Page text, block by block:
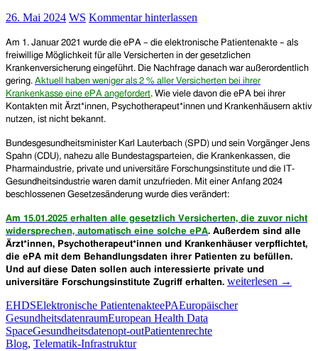
mit
26. Mai 2024 WS Kommentar hinterlassen
Am 1. Januar 2021 wurde die ePA – die elektronische Patientenakte – als
freiwillige Möglichkeit für alle Versicherten in der gesetzlichen
Krankenversicherung eingeführt. Die Nachfrage danach war außerordentlich
gering. Aktuell haben weniger als 2 % aller Versicherten bei ihrer
Krankenkasse eine ePA angefordert. Wie viele davon die ePA bei ihrer
Kontakten mit Ärzt*innen, Psychotherapeut*innen und Krankenhäusern aktiv
nutzen, ist nicht bekannt.
Bundesgesundheitsminister Karl Lauterbach (SPD) und sein Vorgänger Jens
Spahn (CDU), nahezu alle Bundestagsparteien, die Krankenkassen, die
Pharmaindustrie, private und universitäre Forschungsinstitute und die IT-
Gesundheitsindustrie waren damit unzufrieden. Mit einer Anfang 2024
beschlossenen Gesetzesänderung wurde dies verändert:
Am 15.01.2025 erhalten alle gesetzlich Versicherten, die zuvor nicht
widersprechen, automatisch eine solche ePA. Außerdem sind alle
Ärzt*innen, Psychotherapeut*innen und Krankenhäuser verpflichtet,
die ePA mit dem Behandlungsdaten ihrer Patienten zu befüllen.
Und auf diese Daten sollen auch interessierte private und
universitäre Forschungsinstitute Zugriff erhalten. Elektronische
(ePA)
weiterlesen →
EHDSElektronische PatientenakteePAEuropäischer
GesundheitsdatenraumEuropean Health Data
SpaceGesundheitsdatenopt-outPatientenrechte
Blog, Telematik-Infrastruktur